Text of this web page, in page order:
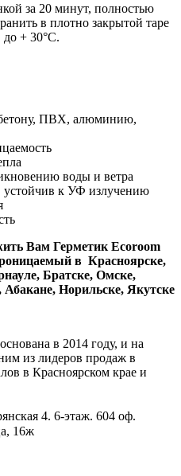
за 20 минут, полностью
в плотно закрытой таре
до + 30°С.
бетону, ПВХ, алюминию,
воды и ветра
устойчив к УФ излучению
Вам Герметик Ecoroom
в Красноярске,
Братске, Омске,
Норильске, Якутске
в 2014 году, и на
из лидеров продаж в
в Красноярском крае и
4. 6-этаж. 604 оф.
16ж